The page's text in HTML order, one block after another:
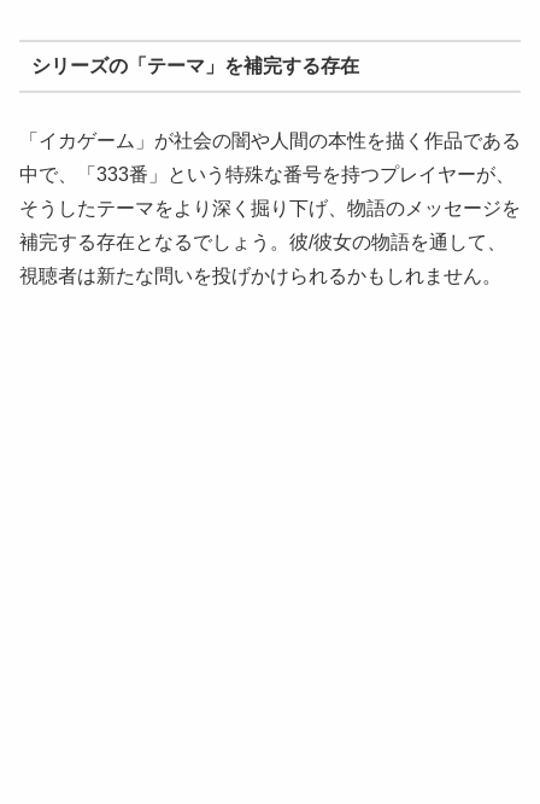
シリーズの「テーマ」を補完する存在
「イカゲーム」が社会の闇や人間の本性を描く作品である
中で、「333番」という特殊な番号を持つプレイヤーが、
そうしたテーマをより深く掘り下げ、物語のメッセージを
補完する存在となるでしょう。彼/彼女の物語を通して、
視聴者は新たな問いを投げかけられるかもしれません。